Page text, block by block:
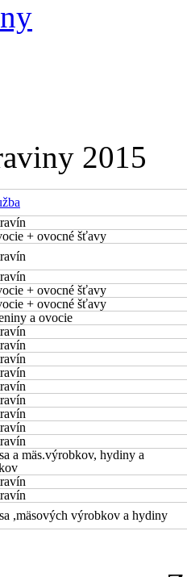
2015
+ ovocné šťavy
+ ovocné šťavy
+ ovocné šťavy
a ovocie
a mäs.výrobkov, hydiny a
,mäsových výrobkov a hydiny